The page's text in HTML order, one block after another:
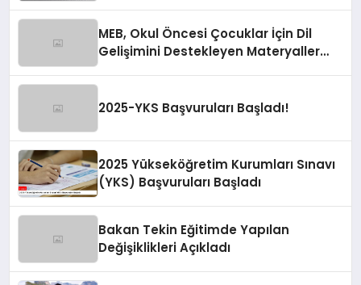
MEB, Okul Öncesi Çocuklar İçin Dil
Gelişimini Destekleyen Materyaller
2025-YKS Başvuruları Başladı!
2025 Yükseköğretim Kurumları Sınavı
(YKS) Başvuruları Başladı
Bakan Tekin Eğitimde Yapılan
Değişiklikleri Açıkladı